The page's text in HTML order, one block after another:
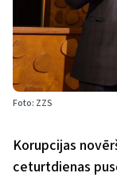
Foto: ZZS
Korupcijas
ceturtdienas